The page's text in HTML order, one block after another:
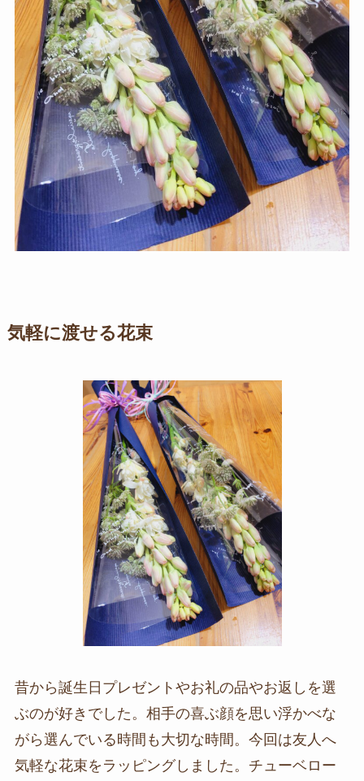
気軽に渡せる花束
昔から誕生日プレゼントやお礼の品やお返しを選
ぶのが好きでした。相手の喜ぶ顔を思い浮かべな
がら選んでいる時間も大切な時間。今回は友人へ
気軽な花束をラッピングしました。チューベロー